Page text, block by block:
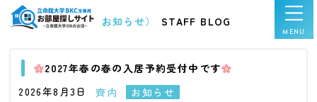
（お知らせ） STAFF BLOG
2027年春の春の入居予約受付中です
2026年8月3日
齊内
お知らせ